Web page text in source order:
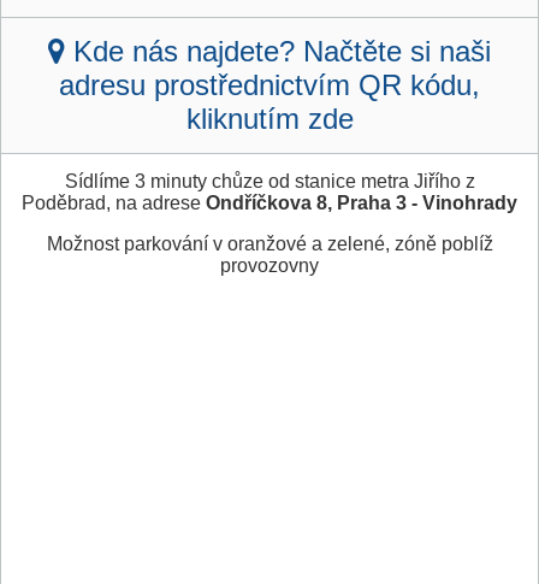
Kde nás najdete? Načtěte si naši
adresu prostřednictvím QR kódu,
kliknutím zde
Sídlíme 3 minuty chůze od stanice metra Jiřího z
Poděbrad, na adrese Ondříčkova 8, Praha 3 - Vinohrady
Možnost parkování v oranžové a zelené, zóně poblíž
provozovny